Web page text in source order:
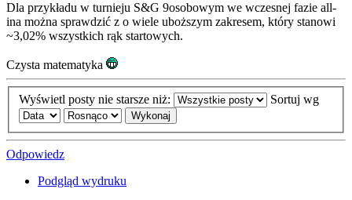
Dla przykładu w turnieju S&G 9osobowym we wczesnej fazie all-
ina można sprawdzić z o wiele uboższym zakresem, który stanowi
~3,02% wszystkich rąk startowych.
Czysta matematyka
Wyświetl posty nie starsze niż: Sortuj wg
Odpowiedz
Podgląd wydruku